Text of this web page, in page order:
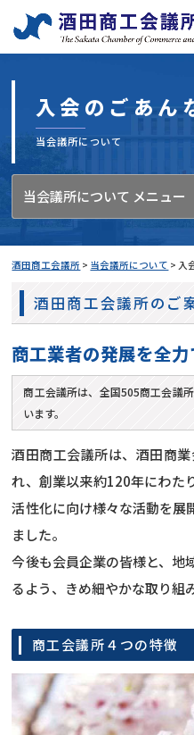
入会のごあん
当会議所について
当会議所について メニュー
酒田商工会議所 > 当会議所について > 入
酒田商工会議所のご
商工業者の発展を全
商工会議所は、全国505商工会議
います。
酒田商工会議所は、酒田商
れ、創業以来約120年にわた
活性化に向け様々な活動を展
ました。
今後も会員企業の皆様と、地
るよう、きめ細やかな取り組
商工会議所４つの特徴